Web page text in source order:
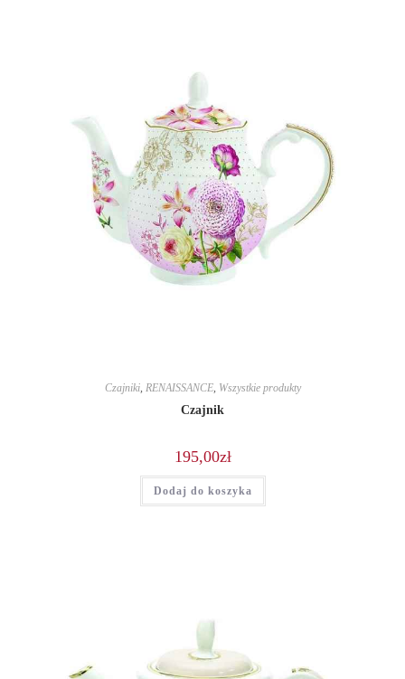
Czajniki, RENAISSANCE, Wszystkie produkty
Czajnik
195,00zł
Dodaj do koszyka